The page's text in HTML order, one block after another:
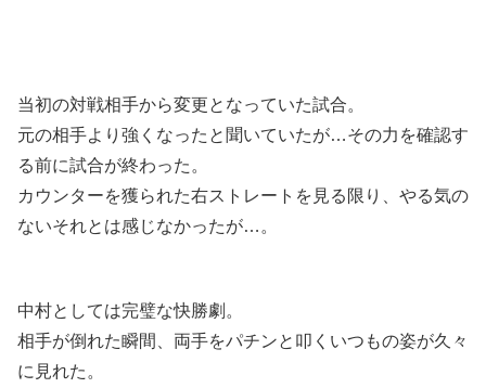
当初の対戦相手から変更となっていた試合。
元の相手より強くなったと聞いていたが…その力を確認す
る前に試合が終わった。
カウンターを獲られた右ストレートを見る限り、やる気の
ないそれとは感じなかったが…。
中村としては完璧な快勝劇。
相手が倒れた瞬間、両手をパチンと叩くいつもの姿が久々
に見れた。